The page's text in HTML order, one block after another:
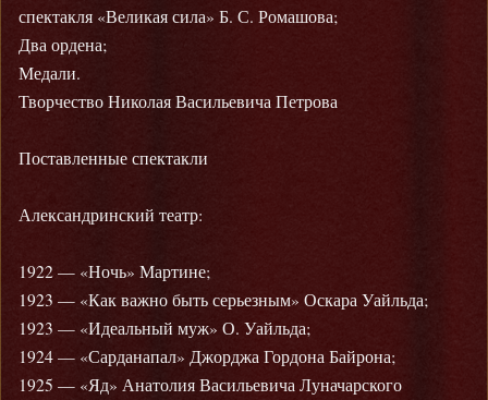
спектакля «Великая сила» Б. С. Ромашова;
Два ордена;
Медали.
Творчество Николая Васильевича Петрова
Поставленные спектакли
Александринский театр:
1922 — «Ночь» Мартине;
1923 — «Как важно быть серьезным» Оскара Уайльда;
1923 — «Идеальный муж» О. Уайльда;
1924 — «Сарданапал» Джорджа Гордона Байрона;
1925 — «Яд» Анатолия Васильевича Луначарского